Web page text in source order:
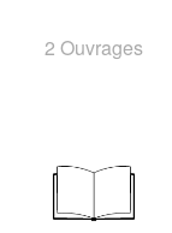
2 Ouvrages